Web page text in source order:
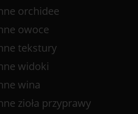
orchidee
owoce
tekstury
widoki
wina
zioła przyprawy